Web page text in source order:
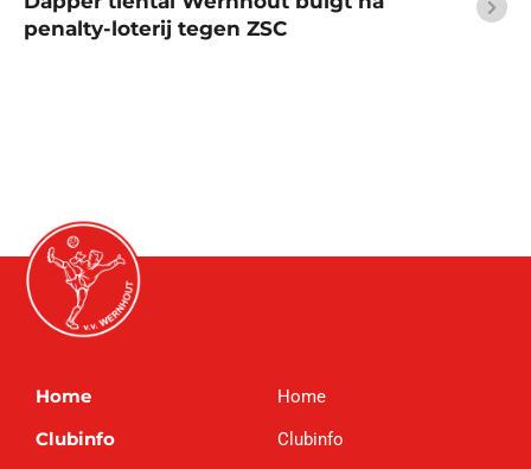
penalty-loterij tegen ZSC
Home
Clubinfo
Home
Clubinfo